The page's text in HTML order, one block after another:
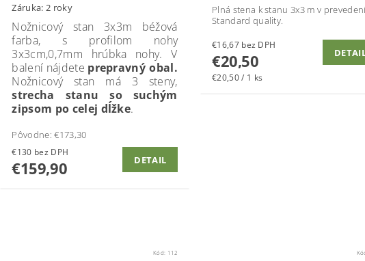
Záruka: 2 roky
Nožnicový stan 3x3m béžová
farba, s profilom nohy
3x3cm,0,7mm hrúbka nohy. V
balení nájdete prepravný obal.
Nožnicový stan má 3 steny,
strecha stanu so suchým
zipsom po celej dĺžke.
Pôvodne:€173,30
€130 bez DPH
€159,90 DETAIL
Plná stena k stanu 3x3 m v prevedení
Standard quality.
€16,67 bez DPH
€20,50
€20,50 / 1 ks
Kód: 112